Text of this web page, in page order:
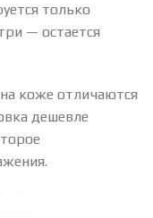
только
— остается
коже отличаются
дешевле